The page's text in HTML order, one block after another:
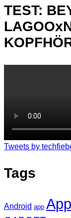
TEST:
Tweets by
Tags
Android app